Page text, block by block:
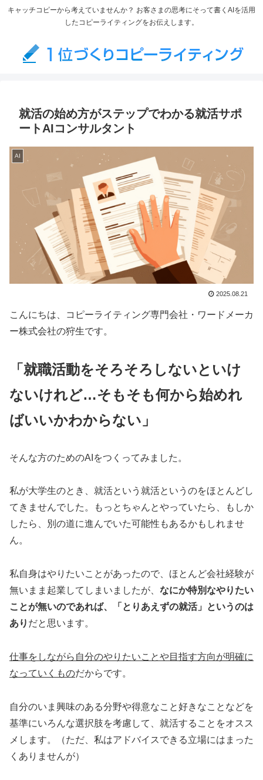
キャッチコピーから考えていませんか？ お客さまの思考にそって書くAIを活用
したコピーライティングをお伝えします。
就活の始め方がステップでわかる就活サポ
ートAIコンサルタント
AI
2025.08.21
こんにちは、コピーライティング専門会社・ワードメーカ
ー株式会社の狩生です。
「就職活動をそろそろしないといけ
ないけれど…そもそも何から始めれ
ばいいかわからない」
そんな方のためのAIをつくってみました。
私が大学生のとき、就活という就活というのをほとんどし
てきませんでした。もっとちゃんとやっていたら、もしか
したら、別の道に進んでいた可能性もあるかもしれませ
ん。
私自身はやりたいことがあったので、ほとんど会社経験が
無いまま起業してしまいましたが、 なにか特別なやりたい
ことが無いのであれば、「とりあえずの就活」というのは
あり だと思います。
仕事をしながら自分のやりたいことや目指す方向が明確に
なっていくものだからです。
自分のいま興味のある分野や得意なこと好きなことなどを
基準にいろんな選択肢を考慮して、就活することをオスス
メします。（ただ、私はアドバイスできる立場にはまった
くありませんが）